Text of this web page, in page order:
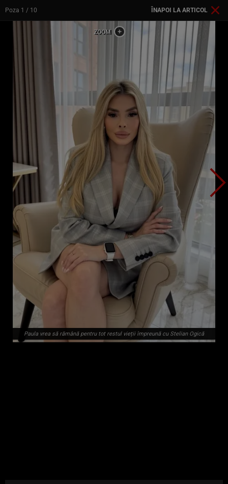
Poza 1 / 10 ÎNAPOI LA ARTICOL
Paula vrea să rămână pentru tot restul vieții împreună cu Stelian Ogică